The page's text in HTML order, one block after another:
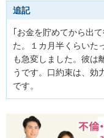
追記
｢お金を貯めてから出
た。１カ月半くらいた
も急変しました。彼は
うです。口約束は、効
です。